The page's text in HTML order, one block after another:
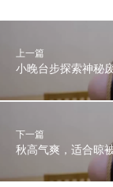
上一篇
小晚台步探索神秘
下一篇
秋高气爽，适合晾